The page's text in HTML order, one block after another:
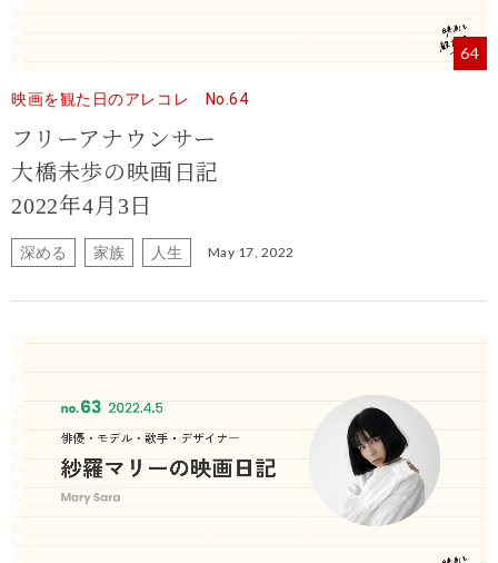
64
映画を観た日のアレコレ No.64
フリーアナウンサー
大橋未歩の映画日記
2022年4月3日
深める 家族 人生 May 17, 2022